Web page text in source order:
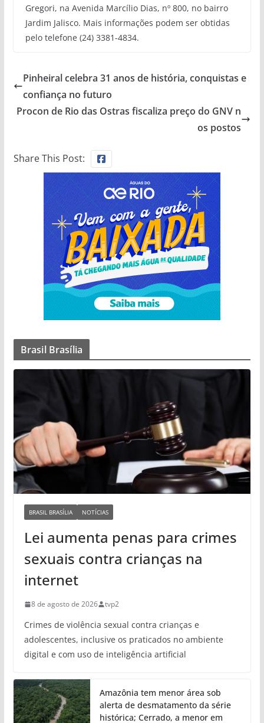
Gregori, na Avenida Marcílio Dias, nº 800, no bairro
Jardim Jalisco. Mais informações podem ser obtidas
pelo telefone (24) 3381-4834.
Pinheiral celebra 31 anos de história, conquistas e
confiança no futuro
Procon de Rio das Ostras fiscaliza preço do GNV n
os postos
Share This Post:
Brasil Brasília
BRASIL BRASÍLIA NOTÍCIAS
Lei aumenta penas para crimes
sexuais contra crianças na
internet
8 de agosto de 2026 tvp2
Crimes de violência sexual contra crianças e
adolescentes, inclusive os praticados no ambiente
digital e com uso de inteligência artificial
Amazônia tem menor área sob
alerta de desmatamento da série
histórica; Cerrado, a menor em